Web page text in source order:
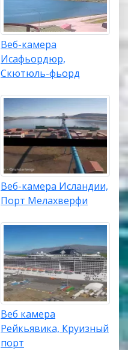
Веб-камера
Исафьордюр,
Скютюль-фьорд
Веб-камера Исландии,
Порт Мелахверфи
Веб камера
Рейкьявика, Круизный
порт